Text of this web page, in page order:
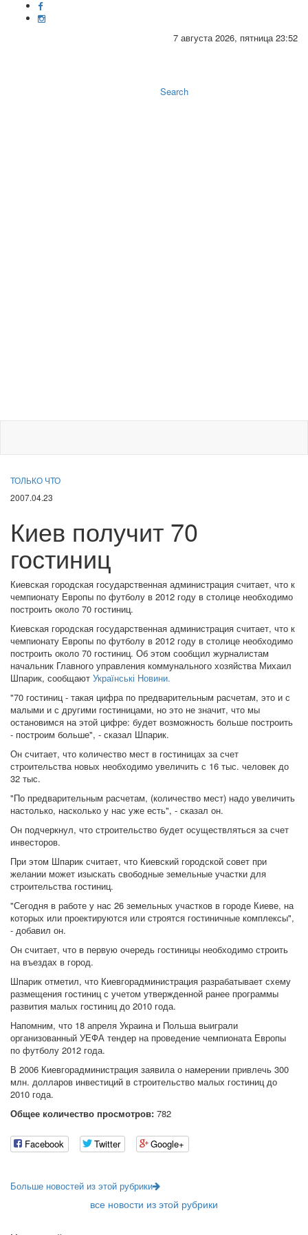
7 августа 2026, пятница 23:52
Search
ТОЛЬКО ЧТО
2007.04.23
Киев получит 70
гостиниц
Киевская городская государственная администрация считает, что к
чемпионату Европы по футболу в 2012 году в столице необходимо
построить около 70 гостиниц.
Киевская городская государственная администрация считает, что к
чемпионату Европы по футболу в 2012 году в столице необходимо
построить около 70 гостиниц. Об этом сообщил журналистам
начальник Главного управления коммунального хозяйства Михаил
Шпарик, сообщают Українські Новини.
"70 гостиниц - такая цифра по предварительным расчетам, это и с
малыми и с другими гостиницами, но это не значит, что мы
остановимся на этой цифре: будет возможность больше построить
- построим больше", - сказал Шпарик.
Он считает, что количество мест в гостиницах за счет
строительства новых необходимо увеличить с 16 тыс. человек до
32 тыс.
"По предварительным расчетам, (количество мест) надо увеличить
настолько, насколько у нас уже есть", - сказал он.
Он подчеркнул, что строительство будет осуществляться за счет
инвесторов.
При этом Шпарик считает, что Киевский городской совет при
желании может изыскать свободные земельные участки для
строительства гостиниц.
"Сегодня в работе у нас 26 земельных участков в городе Киеве, на
которых или проектируются или строятся гостиничные комплексы",
- добавил он.
Он считает, что в первую очередь гостиницы необходимо строить
на въездах в город.
Шпарик отметил, что Киевгорадминистрация разрабатывает схему
размещения гостиниц с учетом утвержденной ранее программы
развития малых гостиниц до 2010 года.
Напомним, что 18 апреля Украина и Польша выиграли
организованный УЕФА тендер на проведение чемпионата Европы
по футболу 2012 года.
В 2006 Киевгорадминистрация заявила о намерении привлечь 300
млн. долларов инвестиций в строительство малых гостиниц до
2010 года.
Общее количество просмотров: 782
Facebook Twitter Google+
Больше новостей из этой рубрики
все новости из этой рубрики